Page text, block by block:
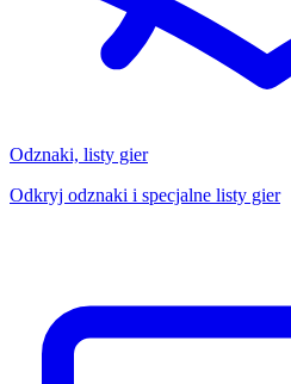
Odznaki, listy gier
Odkryj odznaki i specjalne listy gier